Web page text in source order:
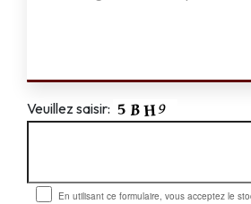
Veuillez saisir:
En utilisant ce formulaire, vous acceptez le